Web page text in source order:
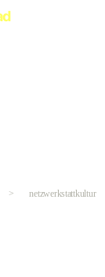
> netzwerkstattkultur